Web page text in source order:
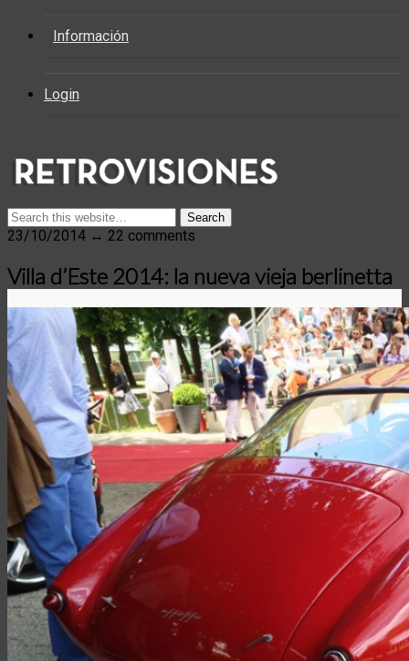
Información
Login
23/10/2014 ↔ 22 comments
Villa d’Este 2014: la nueva vieja berlinetta